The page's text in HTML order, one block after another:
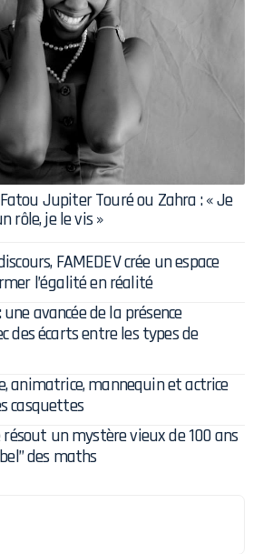
Jupiter Touré ou Zahra : « Je
rôle, je le vis »
FAMEDEV crée un espace
l’égalité en réalité
une avancée de la présence
des écarts entre les types de
animatrice, mannequin et actrice
casquettes
résout un mystère vieux de 100 ans
des maths